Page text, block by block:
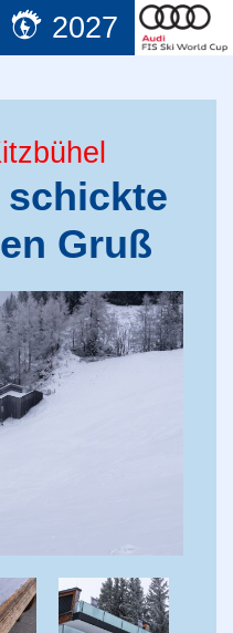
2027
schickte
Gruß